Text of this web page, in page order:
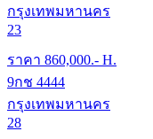
กรุงเทพมหานคร
23
ราคา 860,000.- H.
9กช 4444
กรุงเทพมหานคร
28